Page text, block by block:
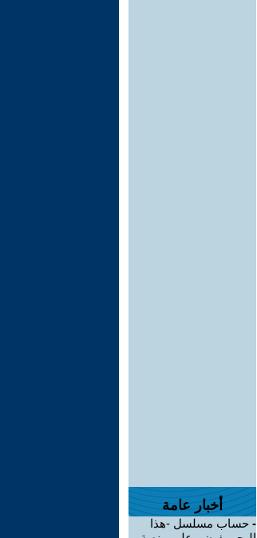
أخبار عامة
- حساب مسلسل -هذا